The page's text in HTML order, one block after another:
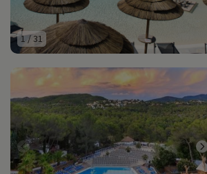
1/31